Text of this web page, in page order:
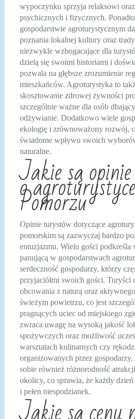
wypoczynku sprzyja relaksowi oraz
psychicznych i fizycznych.
gospodarstwie agroturystycznym
poznania lokalnej kultury oraz
niezwykle wzbogacające dla
dzielą się swoimi historiami i
pozwala na głębsze zrozumienie
mieszkańców. Agroturystyka to
skosztowanie zdrowej żywności
szczególnie ważne dla osób
odżywianie. Dodatkowo wiele
ekologię i zrównoważony rozwój,
świadome wpływu swoich
naturalne.
Jakie są
o
Pomorzu
Opinie turystów dotyczące
pomorskim są zazwyczaj bardzo
entuzjazmu. Wielu gości podkreśla
panującą w gospodarstwach
serdeczność gospodarzy, którzy
przyjaciółmi swoich gości. Turyści
obcowania z naturą oraz
świeżym powietrzu, co jest
pragnących uciec od miejskiego
zwraca uwagę na wysoką jakość
spożywczych oraz możliwość
warsztatach kulinarnych czy
organizowanych przez
sobie również różnorodność
okolicy, co sprawia, że każdy
i pełen niespodzianek.